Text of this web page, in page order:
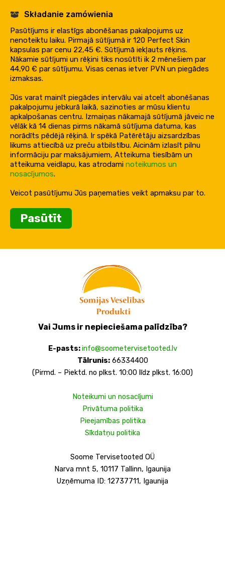
Składanie zamówienia
Pasūtījums ir elastīgs abonēšanas pakalpojums uz
nenoteiktu laiku. Pirmajā sūtījumā ir 120 Perfect Skin
kapsulas par cenu 22,45 €. Sūtījumā iekļauts rēķins.
Nākamie sūtījumi un rēķini tiks nosūtīti ik 2 mēnešiem par
44,90 € par sūtījumu. Visas cenas ietver PVN un piegādes
izmaksas.
Jūs varat mainīt piegādes intervālu vai atcelt abonēšanas
pakalpojumu jebkurā laikā, sazinoties ar mūsu klientu
apkalpošanas centru. Izmaiņas nākamajā sūtījumā jāveic ne
vēlāk kā 14 dienas pirms nākamā sūtījuma datuma, kas
norādīts pēdējā rēķinā. Ir spēkā Patērētāju aizsardzības
likums attiecībā uz preču atbilstību. Aicinām izlasīt pilnu
informāciju par maksājumiem, Atteikuma tiesībām un
atteikuma veidlapu, kas atrodami noteikumos un
nosacījumos.
Veicot pasūtījumu Jūs paņematies veikt apmaksu par to.
Pasūtīt
Vai Jums ir nepieciešama palīdzība?
E-pasts:info@soometervisetooted.lv
Tālrunis:66334400
(Pirmd. – Piektd. no plkst. 10:00 līdz plkst. 16:00)
Noteikumi un nosacījumi
Privātuma politika
Pieejamības politika
Sīkdatņu politika
Soome Tervisetooted OÜ
Narva mnt 5, 10117 Tallinn, Igaunija
Uzņēmuma ID: 12737711, Igaunija